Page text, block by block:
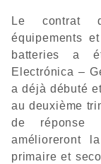
Le contrat
équipements
batteries a
Electrónica –
a déjà débuté
au deuxième
de réponse
amélioreront
primaire et